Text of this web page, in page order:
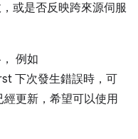
或是否反映跨來源伺服
例如
下次發生錯誤時，可
更新，希望可以使用